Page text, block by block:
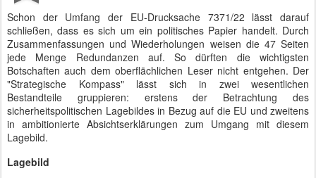
Schon der Umfang der EU-Drucksache 7371/22 lässt darauf
schließen, dass es sich um ein politisches Papier handelt. Durch
Zusammenfassungen und Wiederholungen weisen die 47 Seiten
jede Menge Redundanzen auf. So dürften die wichtigsten
Botschaften auch dem oberflächlichen Leser nicht entgehen. Der
"Strategische Kompass" lässt sich in zwei wesentlichen
Bestandteile gruppieren: erstens der Betrachtung des
sicherheitspolitischen Lagebildes in Bezug auf die EU und zweitens
in ambitionierte Absichtserklärungen zum Umgang mit diesem
Lagebild.
Lagebild